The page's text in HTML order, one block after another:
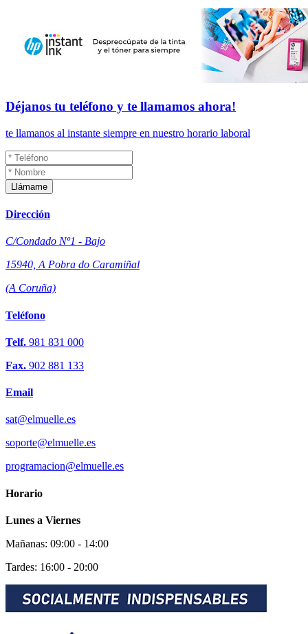
Déjanos tu teléfono y te llamamos ahora!
te llamanos al instante siempre en nuestro horario laboral
Llámame
Dirección
C/Condado Nº1 - Bajo
15940, A Pobra do Caramiñal
(A Coruña)
Teléfono
Telf. 981 831 000
Fax. 902 881 133
Email
sat@elmuelle.es
soporte@elmuelle.es
programacion@elmuelle.es
Horario
Lunes a Viernes
Mañanas: 09:00 - 14:00
Tardes: 16:00 - 20:00